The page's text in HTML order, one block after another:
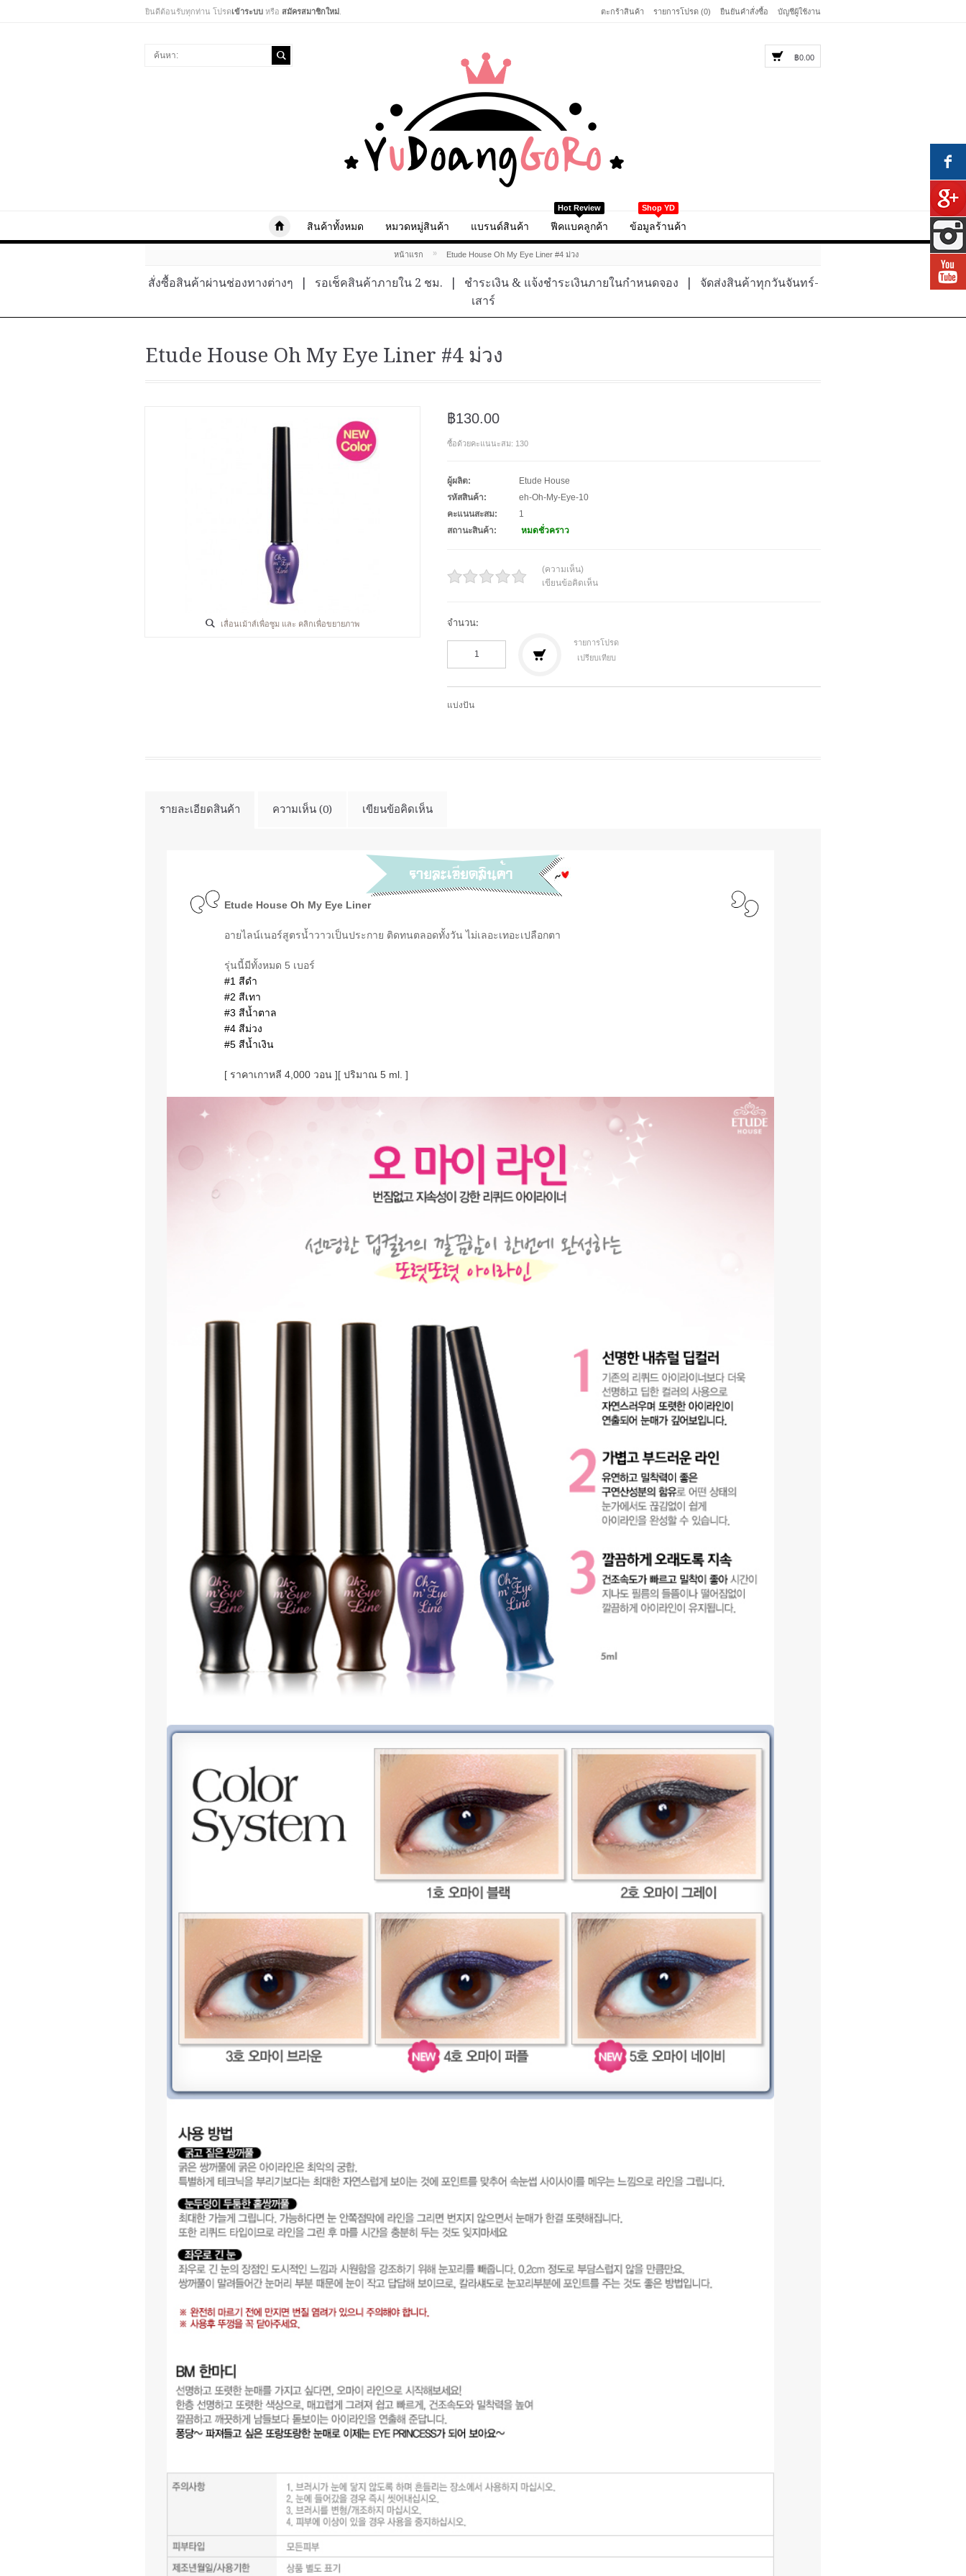
ยินดีต้อนรับทุกท่าน โปรดเข้าระบบ หรือ สมัครสมาชิกใหม่ ตะกร้าสินค้า รายการโปรด (0) ยืนยันคำสั่งซื้อ บัญชีผู้ใช้งาน
฿0.00
สินค้าทั้งหมด หมวดหมู่สินค้า แบรนด์สินค้า
Hot Review
ฟีคแบคลูกค้า
Shop YD
ข้อมูลร้านค้า
หน้าแรก » Etude House Oh My Eye Liner #4 ม่วง
สั่งซื้อสินค้าผ่านช่องทางต่างๆ รอเช็คสินค้าภายใน 2 ชม. ชำระเงิน & แจ้งชำระเงินภายในกำหนดจอง
จัดส่งสินค้าทุกวันจันทร์-
เสาร์
Etude House Oh My Eye Liner #4 ม่วง
เลื่อนเม้าส์เพื่อซูม และ คลิกเพื่อขยายภาพ
฿130.00
ซื้อด้วยคะแนนะสม: 130
ผู้ผลิต:
Etude House
รหัสสินค้า:
eh-Oh-My-Eye-10
คะแนนสะสม:
1
สถานะสินค้า:
หมดชั่วคราว
(ความเห็น)
เขียนข้อคิดเห็น
จำนวน:
รายการโปรด
เปรียบเทียบ
แบ่งปัน
รายละเอียดสินค้า ความเห็น (0) เขียนข้อคิดเห็น
Etude House Oh My Eye Liner
อายไลน์เนอร์สูตรนํ้าวาวเป็นประกาย ติดทนตลอดทั้งวัน ไม่เลอะเทอะเปลือกตา
รุ่นนี้มีทั้งหมด 5 เบอร์
#1 สีดำ
#2 สีเทา
#3 สีน้ำตาล
#4 สีม่วง
#5 สีน้ำเงิน
[ ราคาเกาหลี 4,000 วอน ][ ปริมาณ 5 ml. ]